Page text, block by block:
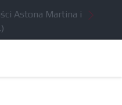
Astona Martina i